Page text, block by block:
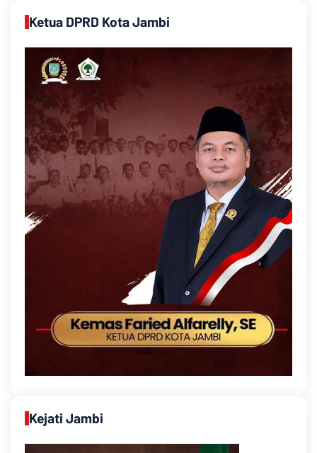
Ketua DPRD Kota Jambi
Kejati Jambi